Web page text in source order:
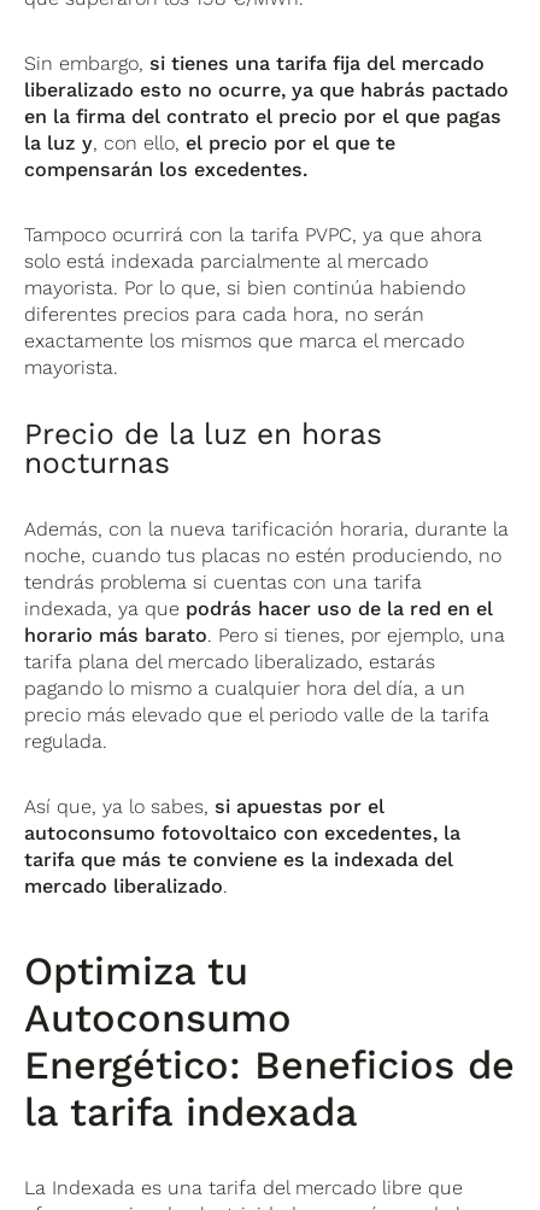
Sin embargo, si tienes una tarifa fija del mercado
liberalizado esto no ocurre, ya que habrás pactado
en la firma del contrato el precio por el que pagas
la luz y, con ello,el precio por el que te
compensarán los excedentes.
Tampoco ocurrirá con la tarifa PVPC, ya que ahora
solo está indexada parcialmente al mercado
mayorista. Por lo que, si bien continúa habiendo
diferentes precios para cada hora, no serán
exactamente los mismos que marca el mercado
mayorista.
Precio de la luz en horas
nocturnas
Además, con la nueva tarificación horaria, durante la
noche, cuando tus placas no estén produciendo, no
tendrás problema si cuentas con una tarifa
indexada, ya que podrás hacer uso de la red en el
horario más barato. Pero si tienes, por ejemplo, una
tarifa plana del mercado liberalizado, estarás
pagando lo mismo a cualquier hora del día, a un
precio más elevado que el periodo valle de la tarifa
regulada.
Así que, ya lo sabes,si apuestas por el
autoconsumo fotovoltaico con excedentes, la
tarifa que más te conviene es la indexada del
mercado liberalizado.
Optimiza tu
Autoconsumo
Energético: Beneficios de
la tarifa indexada
La Indexada es una tarifa del mercado libre que